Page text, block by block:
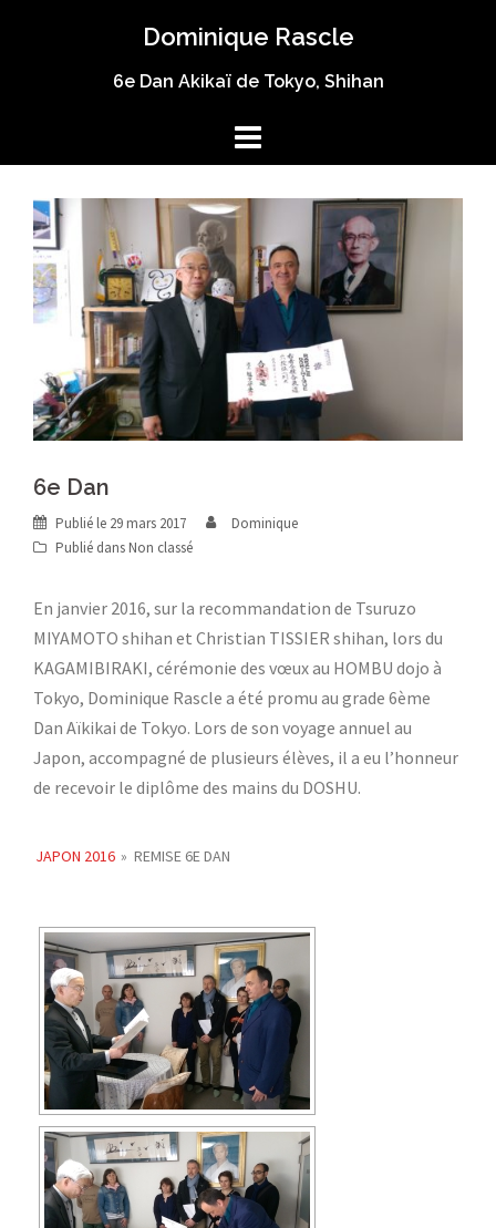
Dominique Rascle
6e Dan Akikaï de Tokyo, Shihan
6e Dan
Publié le 29 mars 2017
Dominique
Publié dans Non classé
En janvier 2016, sur la recommandation de Tsuruzo
MIYAMOTO shihan et Christian TISSIER shihan, lors du
KAGAMIBIRAKI, cérémonie des vœux au HOMBU dojo à
Tokyo, Dominique Rascle a été promu au grade 6ème
Dan Aïkikai de Tokyo. Lors de son voyage annuel au
Japon, accompagné de plusieurs élèves, il a eu l’honneur
de recevoir le diplôme des mains du DOSHU.
JAPON 2016 » REMISE 6E DAN